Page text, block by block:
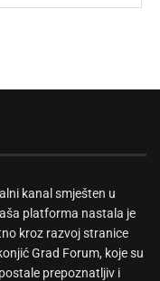
kanal smješten u
platforma nastala je
kroz razvoj stranice
Grad Forum, koje su
prepoznatljiv i